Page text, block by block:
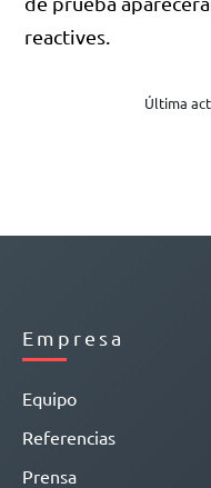
reactives.
Última
Empresa
Equipo
Referencias
Prensa